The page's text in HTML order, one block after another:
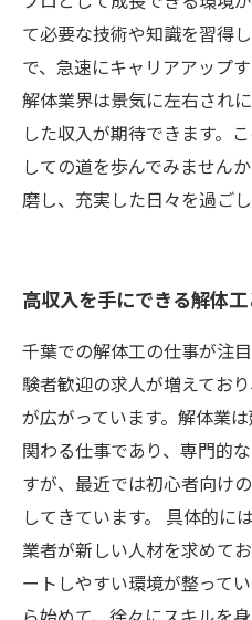
て必要な技術や知識を習得
で、急速にキャリアアップ
解体業界は景気に左右され
した収入が期待できます。
しての道を歩んでみません
磨し、充実した日々を過ごし
高収入を手にできる解体
千葉での解体工の仕事が注
験者歓迎の求人が増えてお
が広がっています。解体業
関わる仕事であり、専門的
すが、最近では初心者向け
してきています。 具体的に
業者が新しい人材を求めて
ートしやすい環境が整って